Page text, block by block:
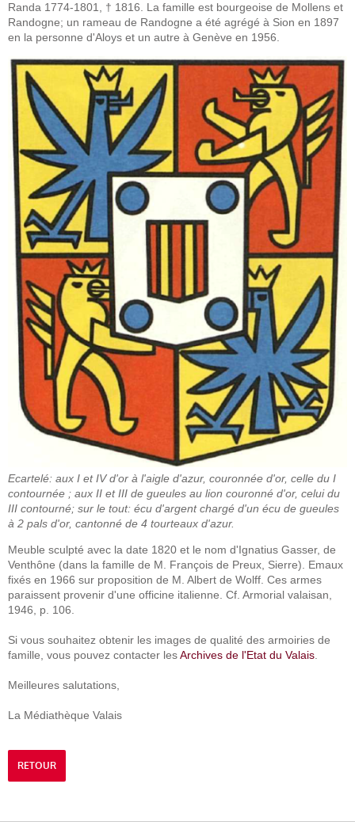
Randa 1774-1801, † 1816. La famille est bourgeoise de Mollens et
Randogne; un rameau de Randogne a été agrégé à Sion en 1897
en la personne d'Aloys et un autre à Genève en 1956.
Ecartelé: aux I et IV d'or à l'aigle d'azur, couronnée d'or, celle du I
contournée ; aux II et III de gueules au lion couronné d'or, celui du
III contourné; sur le tout: écu d'argent chargé d'un écu de gueules
à 2 pals d'or, cantonné de 4 tourteaux d'azur.
Meuble sculpté avec la date 1820 et le nom d'Ignatius Gasser, de
Venthône (dans la famille de M. François de Preux, Sierre). Emaux
fixés en 1966 sur proposition de M. Albert de Wolff. Ces armes
paraissent provenir d'une officine italienne. Cf. Armorial valaisan,
1946, p. 106.
Si vous souhaitez obtenir les images de qualité des armoiries de
famille, vous pouvez contacter lesArchives de l'Etat du Valais
Meilleures salutations,
La Médiathèque Valais
RETOUR